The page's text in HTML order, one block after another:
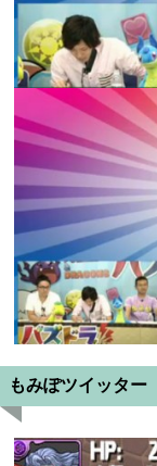
もみぽツイッター